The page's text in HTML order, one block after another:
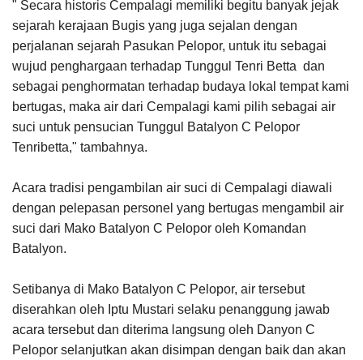
" Secara historis Cempalagi memiliki begitu banyak jejak
sejarah kerajaan Bugis yang juga sejalan dengan
perjalanan sejarah Pasukan Pelopor, untuk itu sebagai
wujud penghargaan terhadap Tunggul Tenri Betta dan
sebagai penghormatan terhadap budaya lokal tempat kami
bertugas, maka air dari Cempalagi kami pilih sebagai air
suci untuk pensucian Tunggul Batalyon C Pelopor
Tenribetta," tambahnya.
Acara tradisi pengambilan air suci di Cempalagi diawali
dengan pelepasan personel yang bertugas mengambil air
suci dari Mako Batalyon C Pelopor oleh Komandan
Batalyon.
Setibanya di Mako Batalyon C Pelopor, air tersebut
diserahkan oleh Iptu Mustari selaku penanggung jawab
acara tersebut dan diterima langsung oleh Danyon C
Pelopor selanjutkan akan disimpan dengan baik dan akan